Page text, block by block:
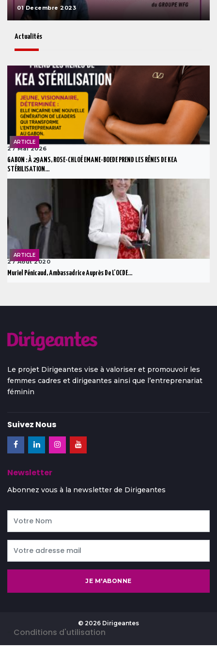
01 Decembre 2023
Actualités
ARTICLE
27 Mai 2026
GABON : À 29 ANS, ROSE-CHLOÉ EMANE-BOEDE PREND LES RÊNES DE KEA
STÉRILISATION...
ARTICLE
27 Août 2020
Muriel Pénicaud, Ambassadrice Auprès De L'OCDE...
Le projet Dirigeantes vise à valoriser et promouvoir les
femmes cadres et dirigeantes ainsi que l’entreprenariat
féminin
Suivez Nous
Newsletter
Abonnez vous à la newsletter de Dirigeantes
JE M'ABONNE
© 2026 Dirigeantes
Conditions d'utilisation